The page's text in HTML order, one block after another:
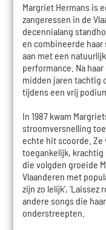
Margriet Hermans is
zangeressen in de
decennialang
en combineerde
aan met een
performance. Na
midden jaren tachtig
tijdens een vrij
In 1987 kwam
stroomversnelling
echte hit scoorde. Ze
toegankelijk, krachtig
die volgden groeide
Vlaanderen met
zijn zo lelijk', 'Laissez
andere songs die
onderstreepten.